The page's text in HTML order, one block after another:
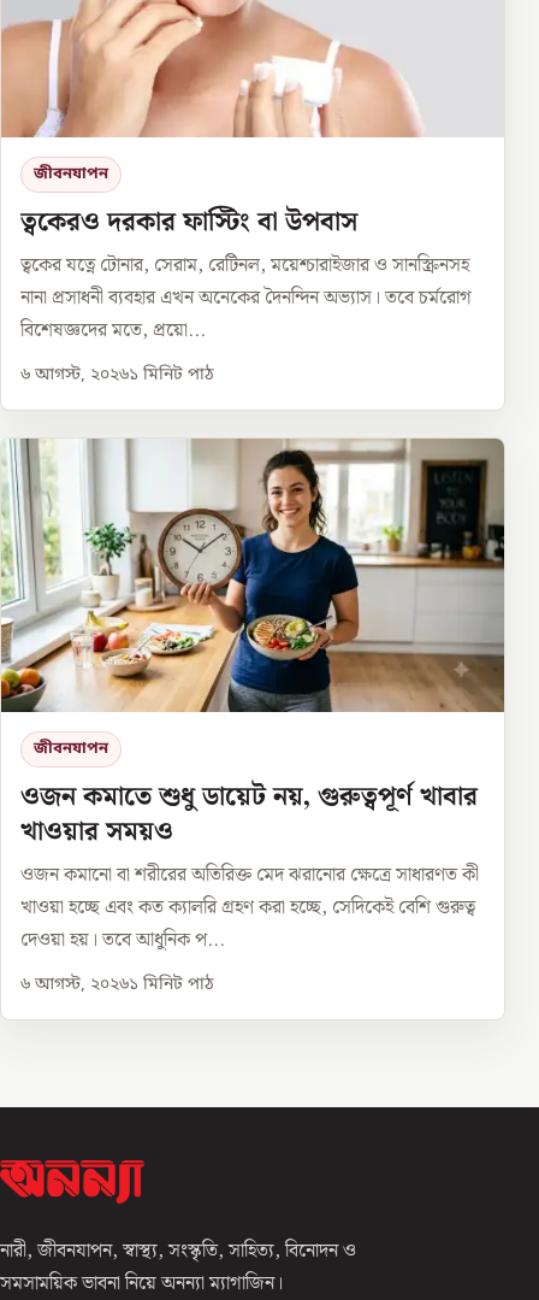
জীবনযাপন
ত্বকেরও দরকার ফাস্টিং বা উপবাস
ত্বকের যত্নে টোনার, সেরাম, রেটিনল, ময়েশ্চারাইজার ও সানস্ক্রিনসহ
নানা প্রসাধনী ব্যবহার এখন অনেকের দৈনন্দিন অভ্যাস। তবে চর্মরোগ
বিশেষজ্ঞদের মতে, প্রয়ো...
৬ আগস্ট, ২০২৬১ মিনিট পাঠ
জীবনযাপন
ওজন কমাতে শুধু ডায়েট নয়, গুরুত্বপূর্ণ খাবার
খাওয়ার সময়ও
ওজন কমানো বা শরীরের অতিরিক্ত মেদ ঝরানোর ক্ষেত্রে সাধারণত কী
খাওয়া হচ্ছে এবং কত ক্যালরি গ্রহণ করা হচ্ছে, সেদিকেই বেশি গুরুত্ব
দেওয়া হয়। তবে আধুনিক প...
৬ আগস্ট, ২০২৬১ মিনিট পাঠ
নারী, জীবনযাপন, স্বাস্থ্য, সংস্কৃতি, সাহিত্য, বিনোদন ও
সমসাময়িক ভাবনা নিয়ে অনন্যা ম্যাগাজিন।